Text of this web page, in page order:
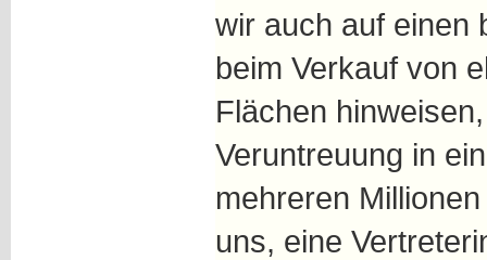
wir auch auf einen
beim Verkauf von
Flächen
Veruntreuung in
mehreren
uns, eine